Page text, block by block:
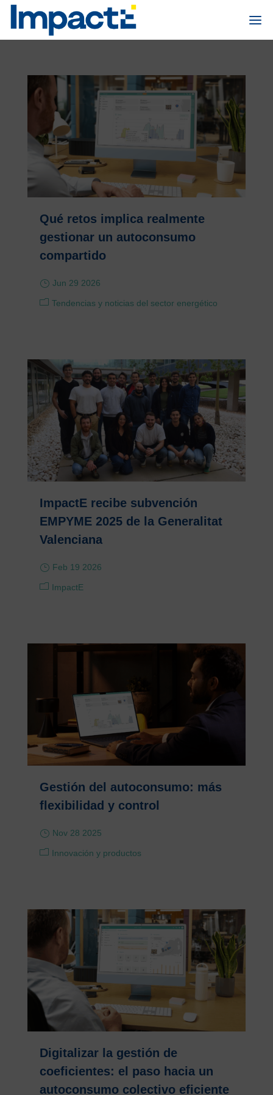
Qué retos implica realmente
gestionar un autoconsumo
compartido
Jun 29 2026
Tendencias y noticias del sector energético
ImpactE recibe subvención
EMPYME 2025 de la Generalitat
Valenciana
Feb 19 2026
ImpactE
Gestión del autoconsumo: más
flexibilidad y control
Nov 28 2025
Innovación y productos
Digitalizar la gestión de
coeficientes: el paso hacia un
autoconsumo colectivo eficiente